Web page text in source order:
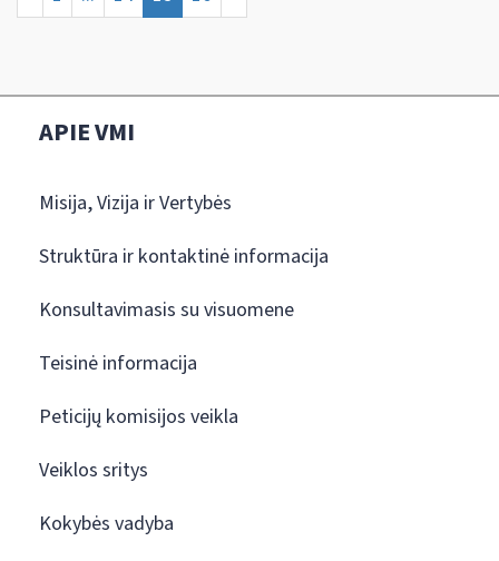
APIE VMI
Misija, Vizija ir Vertybės
Struktūra ir kontaktinė informacija
Konsultavimasis su visuomene
Teisinė informacija
Peticijų komisijos veikla
Veiklos sritys
Kokybės vadyba